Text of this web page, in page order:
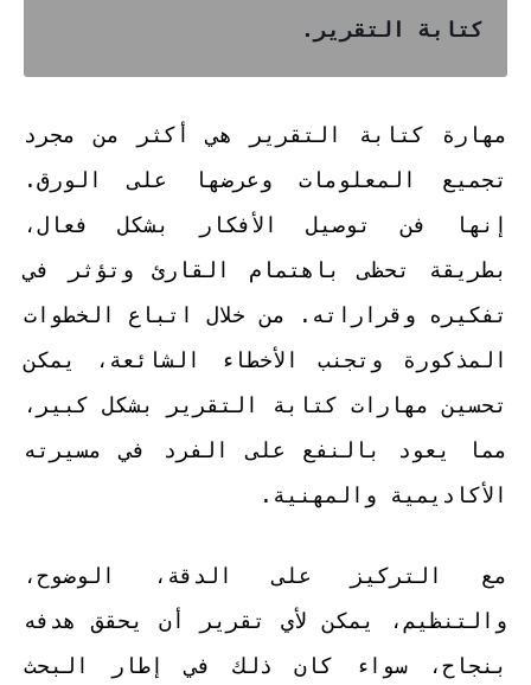
كتابة التقرير.
مهارة كتابة التقرير هي أكثر من مجرد
تجميع المعلومات وعرضها على الورق.
إنها فن توصيل الأفكار بشكل فعال،
بطريقة تحظى باهتمام القارئ وتؤثر في
تفكيره وقراراته. من خلال اتباع الخطوات
المذكورة وتجنب الأخطاء الشائعة، يمكن
تحسين مهارات كتابة التقرير بشكل كبير،
مما يعود بالنفع على الفرد في مسيرته
الأكاديمية والمهنية.
مع التركيز على الدقة، الوضوح،
والتنظيم، يمكن لأي تقرير أن يحقق هدفه
بنجاح، سواء كان ذلك في إطار البحث